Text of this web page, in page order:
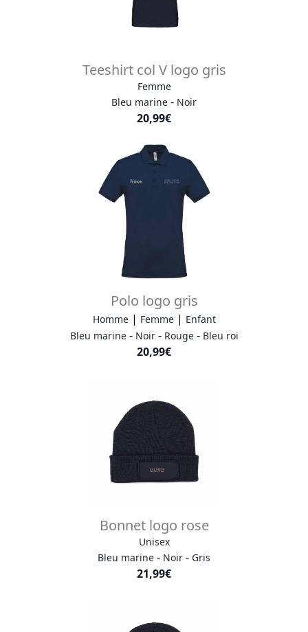
Teeshirt col V logo gris
Femme
Bleu marine - Noir
20,99€
Polo logo gris
Homme| Femme| Enfant
Bleu marine- Noir- Rouge- Bleu roi
20,99€
Bonnet logo rose
Unisex
Bleu marine - Noir - Gris
21,99€